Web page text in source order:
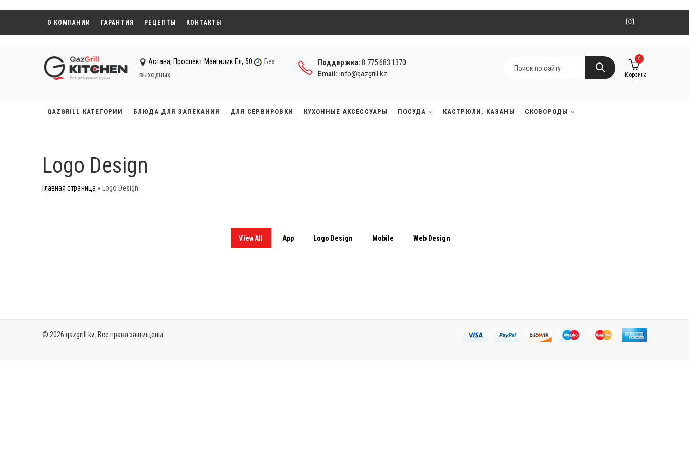
О КОМПАНИИ ГАРАНТИЯ РЕЦЕПТЫ КОНТАКТЫ
Астана, ​Проспект Мангилик Ел, 50
Без
выходных
Поддержка: 8 775 683 1370
Email: info@qazgrill.kz
0
Корзина
QAZGRILL КАТЕГОРИИ БЛЮДА ДЛЯ ЗАПЕКАНИЯ ДЛЯ СЕРВИРОВКИ КУХОННЫЕ АКСЕССУАРЫ ПОСУДА КАСТРЮЛИ, КАЗАНЫ СКОВОРОДЫ
Logo Design
Главная страница » Logo Design
View All App Logo Design Mobile Web Design
© 2026 qazgrill.kz. Все права защищены.